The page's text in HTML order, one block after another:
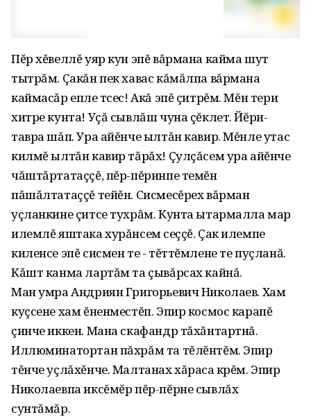
Пĕр хĕвеллĕ уяр кун эпĕ вăрмана кайма шут
тытрăм. Çакăн пек хавас кăмăлпа вăрмана
каймасăр епле тӳсес! Акă эпĕ çитрĕм. Мĕн тери
хитре кунта! Уçă сывлăш чуна çĕклет. Йĕри-
тавра шăп. Ура айĕнче ылтăн кавир. Мĕнле утас
килмĕ ылтăн кавир тăрăх! Çулçăсем ура айĕнче
чăштăртатаççĕ, пĕр-пĕринпе темĕн
пăшăлтатаççĕ тейĕн. Сисмесĕрех вăрман
уçланкине çитсе тухрăм. Кунта ытармалла мар
илемлĕ яштака хурăнсем ӳсеççĕ. Çак илемпе
киленсе эпĕ сисмен те - тĕттĕмлене те пуçланă.
Кăшт канма лартăм та çывăрсах кайнă.
Ман умра Андриян Григорьевич Николаев. Хам
куçсене хам ĕненместĕп. Эпир космос карапĕ
çинче иккен. Мана скафандр тăхăнтартнă.
Иллюминатортан пăхрăм та тĕлĕнтĕм. Эпир
тĕнче уçлăхĕнче. Малтанах хăраса ӳкрĕм. Эпир
Николаевпа иксĕмĕр пĕр-пĕрне сывлăх
сунтăмăр.